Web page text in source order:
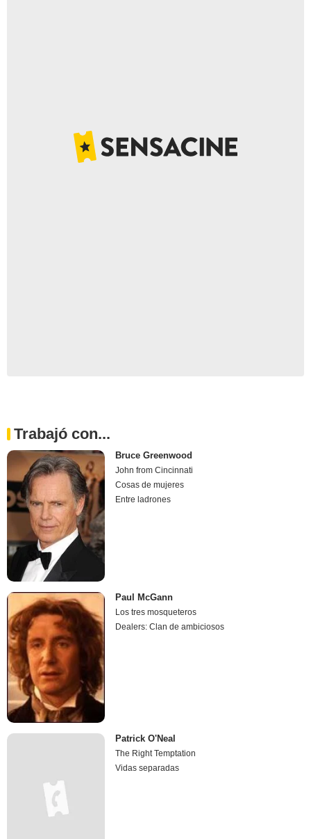
Trabajó con...
Bruce Greenwood
John from Cincinnati
Cosas de mujeres
Entre ladrones
Paul McGann
Los tres mosqueteros
Dealers: Clan de ambiciosos
Patrick O'Neal
The Right Temptation
Vidas separadas